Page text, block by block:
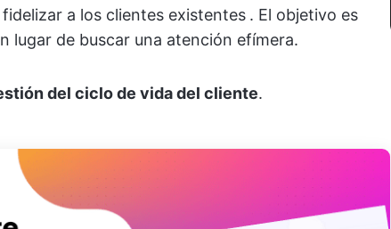
a los clientes existentes . El objetivo es
lugar de buscar una atención efímera.
del ciclo de vida del cliente.